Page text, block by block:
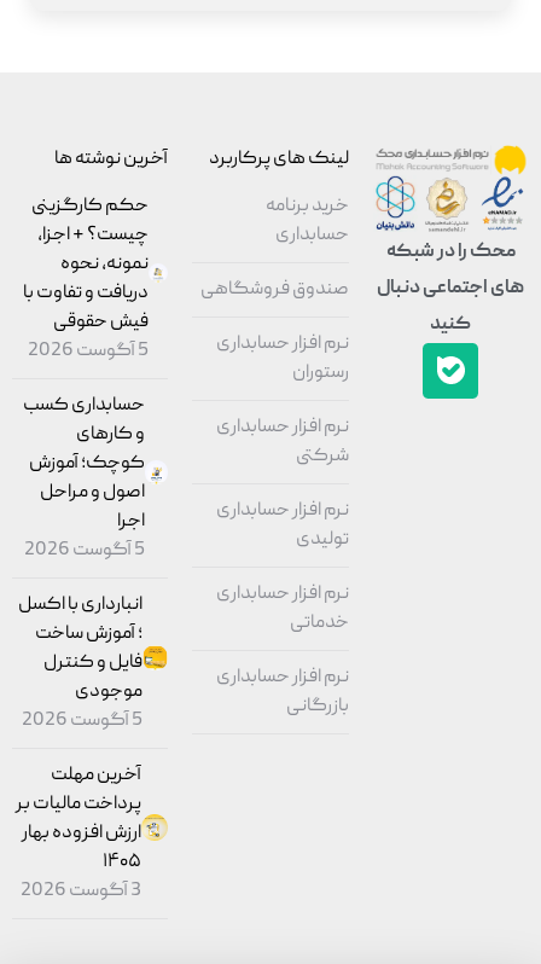
محک را در شبکه
های اجتماعی دنبال
کنید
لینک های پرکاربرد
خرید برنامه
حسابداری
صندوق فروشگاهی
نرم افزار حسابداری
رستوران
نرم افزار حسابداری
شرکتی
نرم افزار حسابداری
تولیدی
نرم افزار حسابداری
خدماتی
نرم افزار حسابداری
بازرگانی
آخرین نوشته ها
حکم کارگزینی
چیست؟ + اجزا،
نمونه، نحوه
دریافت و تفاوت با
فیش حقوقی
5 آگوست 2026
حسابداری کسب
و کارهای
کوچک؛ آموزش
اصول و مراحل
اجرا
5 آگوست 2026
انبارداری با اکسل
؛ آموزش ساخت
فایل و کنترل
موجودی
5 آگوست 2026
آخرین مهلت
پرداخت مالیات بر
ارزش افزوده بهار
۱۴۰۵
3 آگوست 2026